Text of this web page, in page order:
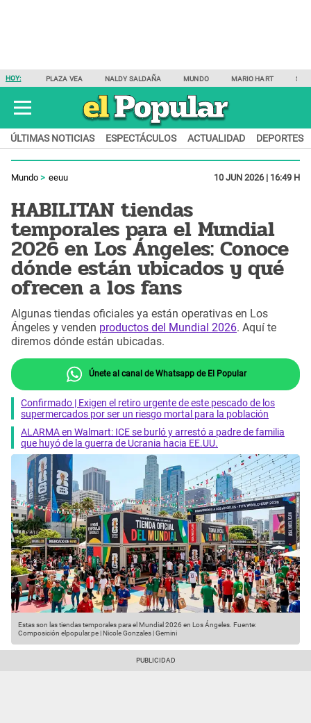
HOY: PLAZA VEA NALDY SALDAÑA MUNDO MARIO HART
ÚLTIMAS NOTICIAS ESPECTÁCULOS ACTUALIDAD DEPORTES
Mundo eeuu 10 JUN 2026 | 16:49 H
HABILITAN tiendas
temporales para el Mundial
2026 en Los Ángeles: Conoce
dónde están ubicados y qué
ofrecen a los fans
Algunas tiendas oficiales ya están operativas en Los
Ángeles y venden productos del Mundial 2026. Aquí te
diremos dónde están ubicadas.
Únete al canal de Whatsapp de El Popular
Confirmado | Exigen el retiro urgente de este pescado de los
supermercados por ser un riesgo mortal para la población
ALARMA en Walmart: ICE se burló y arrestó a padre de familia
que huyó de la guerra de Ucrania hacia EE.UU.
Estas son las tiendas temporales para el Mundial 2026 en Los Ángeles. Fuente:
Composición elpopular.pe | Nicole Gonzales | Gemini